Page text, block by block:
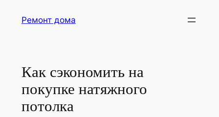
Ремонт дома
Как сэкономить на
покупке натяжного
потолка